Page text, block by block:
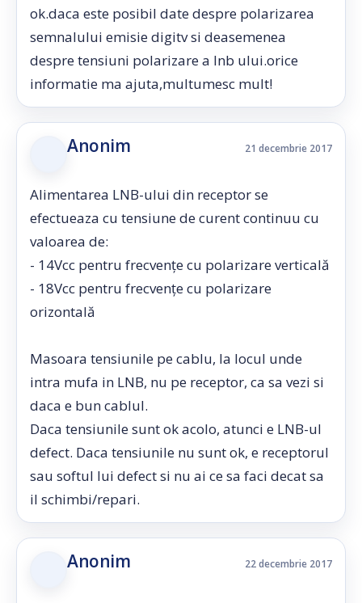
ok.daca este posibil date despre polarizarea
semnalului emisie digitv si deasemenea
despre tensiuni polarizare a lnb ului.orice
informatie ma ajuta,multumesc mult!
Anonim 21 decembrie 2017
Alimentarea LNB-ului din receptor se
efectueaza cu tensiune de curent continuu cu
valoarea de:
- 14Vcc pentru frecvențe cu polarizare verticală
- 18Vcc pentru frecvențe cu polarizare
orizontală
Masoara tensiunile pe cablu, la locul unde
intra mufa in LNB, nu pe receptor, ca sa vezi si
daca e bun cablul.
Daca tensiunile sunt ok acolo, atunci e LNB-ul
defect. Daca tensiunile nu sunt ok, e receptorul
sau softul lui defect si nu ai ce sa faci decat sa
il schimbi/repari.
Anonim 22 decembrie 2017